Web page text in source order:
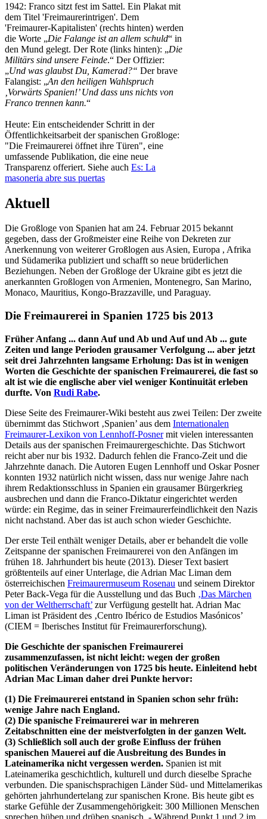
1942: Franco sitzt fest im Sattel. Ein Plakat mit
dem Titel 'Freimaurerintrigen'. Dem
'Freimaurer-Kapitalisten' (rechts hinten) werden
die Worte „Die Falange ist an allem schuld“ in
den Mund gelegt. Der Rote (links hinten): „Die
Militärs sind unsere Feinde.“ Der Offizier:
„Und was glaubst Du, Kamerad?“ Der brave
Falangist: „An den heiligen Wahlspruch
‚Vorwärts Spanien!’ Und dass uns nichts von
Franco trennen kann.“
Heute: Ein entscheidender Schritt in der
Öffentlichkeitsarbeit der spanischen Großloge:
"Die Freimaurerei öffnet ihre Türen", eine
umfassende Publikation, die eine neue
Transparenz offeriert. Siehe auch Es: La
masoneria abre sus puertas
Aktuell
Die Großloge von Spanien hat am 24. Februar 2015 bekannt
gegeben, dass der Großmeister eine Reihe von Dekreten zur
Anerkennung von weiterer Großlogen aus Asien, Europa , Afrika
und Südamerika publiziert und schafft so neue brüderlichen
Beziehungen. Neben der Großloge der Ukraine gibt es jetzt die
anerkannten Großlogen von Armenien, Montenegro, San Marino,
Monaco, Mauritius, Kongo-Brazzaville, und Paraguay.
Die Freimaurerei in Spanien 1725 bis 2013
Früher Anfang ... dann Auf und Ab und Auf und Ab ... gute
Zeiten und lange Perioden grausamer Verfolgung ... aber jetzt
seit drei Jahrzehnten langsame Erholung: Das ist in wenigen
Worten die Geschichte der spanischen Freimaurerei, die fast so
alt ist wie die englische aber viel weniger Kontinuität erleben
durfte. Von Rudi Rabe.
Diese Seite des Freimaurer-Wiki besteht aus zwei Teilen: Der zweite
übernimmt das Stichwort ‚Spanien’ aus dem Internationalen
Freimaurer-Lexikon von Lennhoff-Posnermit vielen interessanten
Details aus der spanischen Freimaurergeschichte. Das Stichwort
reicht aber nur bis 1932. Dadurch fehlen die Franco-Zeit und die
Jahrzehnte danach. Die Autoren Eugen Lennhoff und Oskar Posner
konnten 1932 natürlich nicht wissen, dass nur wenige Jahre nach
ihrem Redaktionsschluss in Spanien ein grausamer Bürgerkrieg
ausbrechen und dann die Franco-Diktatur eingerichtet werden
würde: ein Regime, das in seiner Freimaurerfeindlichkeit den Nazis
nicht nachstand. Aber das ist auch schon wieder Geschichte.
Der erste Teil enthält weniger Details, aber er behandelt die volle
Zeitspanne der spanischen Freimaurerei von den Anfängen im
frühen 18. Jahrhundert bis heute (2013). Dieser Text basiert
größtenteils auf einer Unterlage, die Adrian Mac Liman dem
österreichischen Freimaurermuseum Rosenau und seinem Direktor
Peter Back-Vega für die Ausstellung und das Buch ‚Das Märchen
von der Weltherrschaft’ zur Verfügung gestellt hat. Adrian Mac
Liman ist Präsident des ‚Centro Ibérico de Estudios Masónicos’
(CIEM = Iberisches Institut für Freimaurerforschung).
Die Geschichte der spanischen Freimaurerei
zusammenzufassen, ist nicht leicht: wegen der großen
politischen Veränderungen von 1725 bis heute. Einleitend hebt
Adrian Mac Liman daher drei Punkte hervor:
(1) Die Freimaurerei entstand in Spanien schon sehr früh:
wenige Jahre nach England.
(2) Die spanische Freimaurerei war in mehreren
Zeitabschnitten eine der meistverfolgten in der ganzen Welt.
(3) Schließlich soll auch der große Einfluss der frühen
spanischen Mauerei auf die Ausbreitung des Bundes in
Lateinamerika nicht vergessen werden. Spanien ist mit
Lateinamerika geschichtlich, kulturell und durch dieselbe Sprache
verbunden. Die spanischsprachigen Länder Süd- und Mittelamerikas
gehörten jahrhundertelang zur spanischen Krone. Bis heute gibt es
starke Gefühle der Zusammengehörigkeit: 300 Millionen Menschen
sprechen hüben und drüben spanisch. - Während Punkt 1 und 2 im